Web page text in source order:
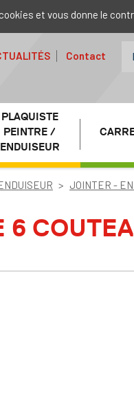
Contact
PLAQUISTE
PEINTRE /
ENDUISEUR
JOINTER -
6
et vous donne le